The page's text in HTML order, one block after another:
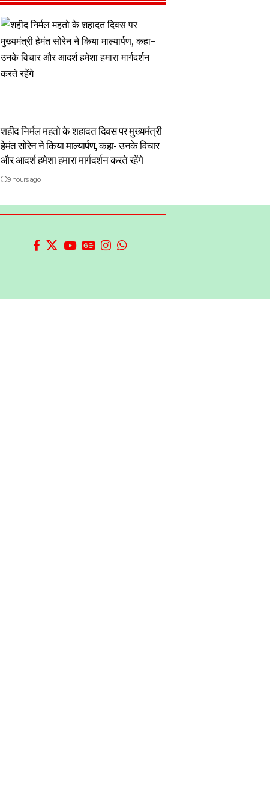
शहीद निर्मल महतो के शहादत दिवस पर मुख्यमंत्री
हेमंत सोरेन ने किया माल्यार्पण, कहा- उनके विचार
और आदर्श हमेशा हमारा मार्गदर्शन करते रहेंगे
9 hours ago